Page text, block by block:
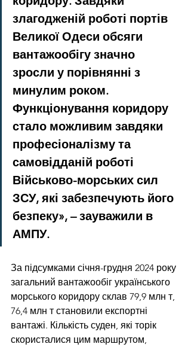
злагодженій роботі портів
Великої Одеси обсяги
вантажообігу значно
зросли у порівнянні з
минулим роком.
Функціонування коридору
стало можливим завдяки
професіоналізму та
самовідданій роботі
Військово-морських сил
ЗСУ, які забезпечують його
безпеку», – зауважили в
АМПУ.
За підсумками січня-грудня 2024 року
загальний вантажообіг українського
морського коридору склав 79,9 млн т,
76,4 млн т становили експортні
вантажі. Кількість суден, які торік
скористалися цим маршрутом,